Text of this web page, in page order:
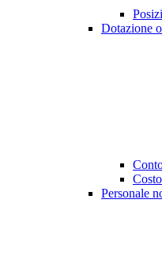
Dotazione
Personale